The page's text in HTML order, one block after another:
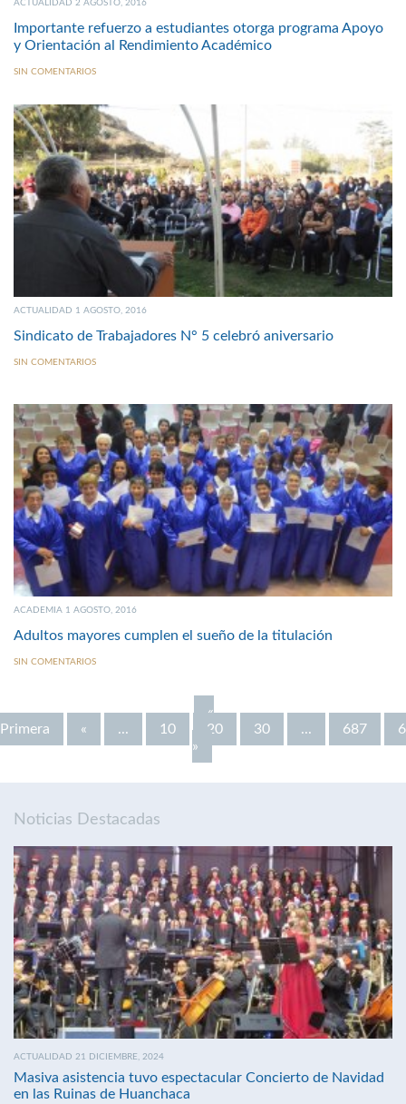
ACTUALIDAD 2 AGOSTO, 2016
Importante refuerzo a estudiantes otorga programa Apoyo
y Orientación al Rendimiento Académico
SIN COMENTARIOS
ACTUALIDAD 1 AGOSTO, 2016
Sindicato de Trabajadores N° 5 celebró aniversario
SIN COMENTARIOS
ACADEMIA 1 AGOSTO, 2016
Adultos mayores cumplen el sueño de la titulación
SIN COMENTARIOS
«
Primera
« ... 10 20 30 ... 687
»
Noticias Destacadas
ACTUALIDAD 21 DICIEMBRE, 2024
Masiva asistencia tuvo espectacular Concierto de Navidad
en las Ruinas de Huanchaca